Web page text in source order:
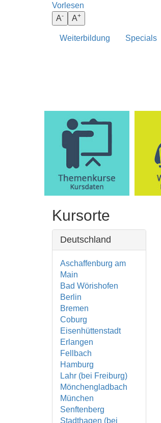
Vorlesen
A- A+
ANATOMIE
Weiterbildung Specials
Kursorte
Deutschland
Aschaffenburg am
Main
Bad Wörishofen
Berlin
Bremen
Coburg
Eisenhüttenstadt
Erlangen
Fellbach
Hamburg
Lahr (bei Freiburg)
Mönchengladbach
München
Senftenberg
Stadthagen (bei